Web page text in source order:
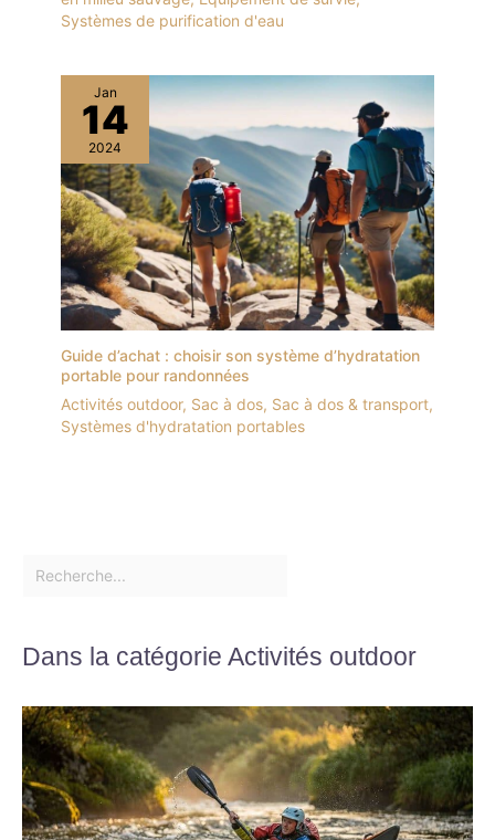
Systèmes de purification d'eau
Jan
14
2024
Guide d’achat : choisir son système d’hydratation
portable pour randonnées
Activités outdoor, Sac à dos, Sac à dos & transport,
Systèmes d'hydratation portables
Dans la catégorie Activités outdoor